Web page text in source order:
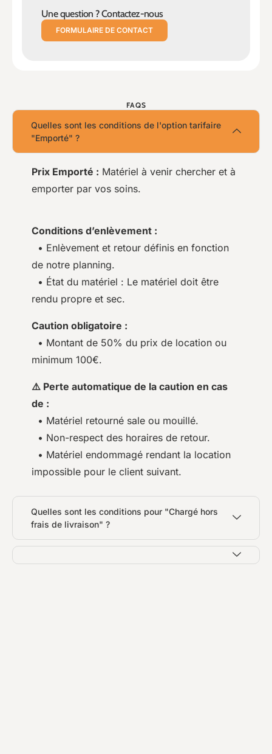
Une question ? Contactez-nous
FORMULAIRE DE CONTACT
FAQS
Quelles sont les conditions de l'option tarifaire
"Emporté" ?
Prix Emporté : Matériel à venir chercher et à
emporter par vos soins.
Conditions d’enlèvement :
• Enlèvement et retour définis en fonction
de notre planning.
• État du matériel : Le matériel doit être
rendu propre et sec.
Caution obligatoire :
• Montant de 50% du prix de location ou
minimum 100€.
⚠️ Perte automatique de la caution en cas
de :
• Matériel retourné sale ou mouillé.
• Non-respect des horaires de retour.
• Matériel endommagé rendant la location
impossible pour le client suivant.
Quelles sont les conditions pour "Chargé hors
frais de livraison" ?